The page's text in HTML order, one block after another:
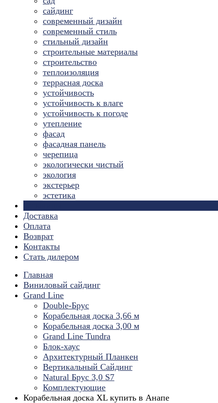
сайдинг
современный дизайн
современный стиль
стильный дизайн
строительные материалы
строительство
теплоизоляция
террасная доска
устойчивость
устойчивость к влаге
устойчивость к погоде
утепление
фасад
фасадная панель
черепица
экологически чистый
экология
экстерьер
эстетика
Доставка
Оплата
Возврат
Контакты
Стать дилером
Главная
Виниловый сайдинг
Grand Line
Double-Брус
Корабельная доска 3,66 м
Корабельная доска 3,00 м
Grand Line Tundra
Блок-хаус
Архитектурный Планкен
Вертикальный Сайдинг
Natural Брус 3,0 S7
Комплектующие
Корабельная доска XL купить в Анапе